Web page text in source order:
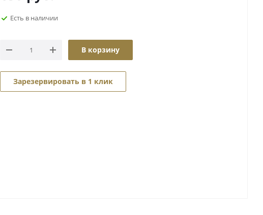
Есть в наличии
В корзину
Зарезервировать в 1 клик